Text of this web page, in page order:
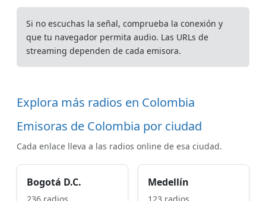
Si no escuchas la señal, comprueba la conexión y
que tu navegador permita audio. Las URLs de
streaming dependen de cada emisora.
Explora más radios en Colombia
Emisoras de Colombia por ciudad
Cada enlace lleva a las radios online de esa ciudad.
Bogotá D.C. Medellín